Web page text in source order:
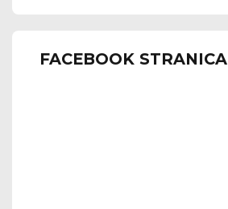
FACEBOOK STRANICA